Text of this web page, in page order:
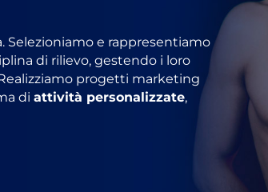
Selezioniamo e rappresentiamo
di rilievo, gestendo i loro
progetti marketing
diattività personalizzate,